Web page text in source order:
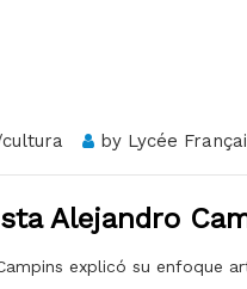
by Lycée
Alejandro
explicó su enfoque